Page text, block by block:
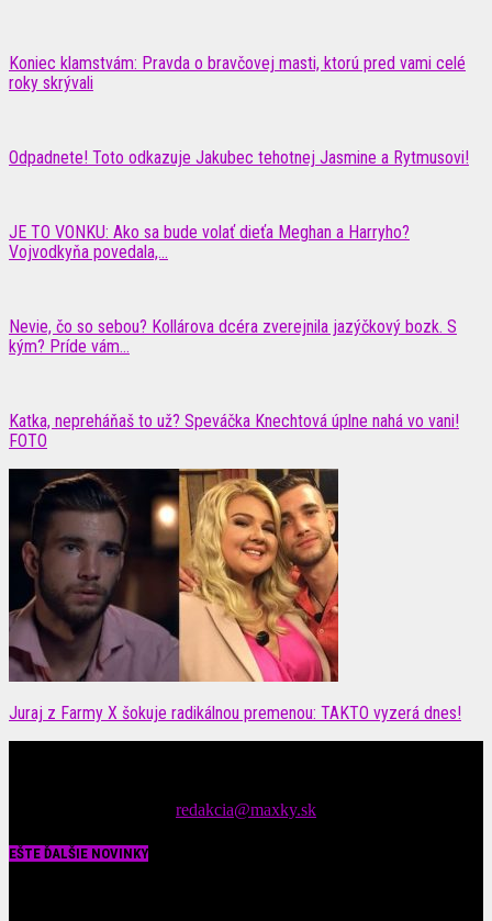
Koniec klamstvám: Pravda o bravčovej masti, ktorú pred vami celé
roky skrývali
Odpadnete! Toto odkazuje Jakubec tehotnej Jasmine a Rytmusovi!
JE TO VONKU: Ako sa bude volať dieťa Meghan a Harryho?
Vojvodkyňa povedala,...
Nevie, čo so sebou? Kollárova dcéra zverejnila jazýčkový bozk. S
kým? Príde vám...
Katka, nepreháňaš to už? Speváčka Knechtová úplne nahá vo vani!
FOTO
Juraj z Farmy X šokuje radikálnou premenou: TAKTO vyzerá dnes!
redakcia@maxky.sk
EŠTE ĎALŠIE NOVINKY